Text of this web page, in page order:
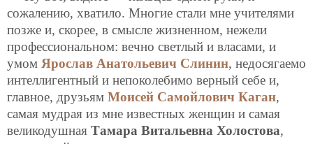
сожалению, хватило. Многие стали мне учителями
позже и, скорее, в смысле жизненном, нежели
профессиональном: вечно светлый и власами, и
умом Ярослав Анатольевич Слинин, недосягаемо
интеллигентный и непоколебимо верный себе и,
главное, друзьям Моисей Самойлович Каган,
самая мудрая из мне известных женщин и самая
великодушная Тамара Витальевна Холостова,